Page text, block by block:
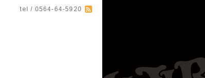
tel / 0564-64-5920